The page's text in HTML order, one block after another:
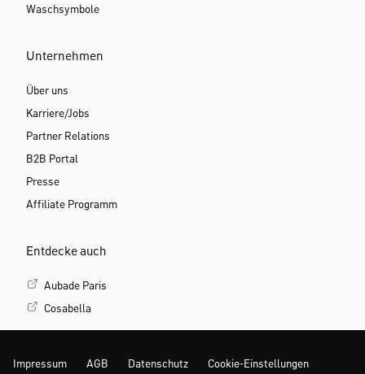
Waschsymbole
Unternehmen
Über uns
Karriere/Jobs
Partner Relations
B2B Portal
Presse
Affiliate Programm
Entdecke auch
Aubade Paris
Cosabella
Impressum AGB Datenschutz Cookie-Einstellungen